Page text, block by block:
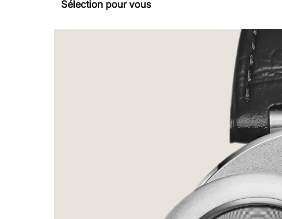
Sélection pour vous